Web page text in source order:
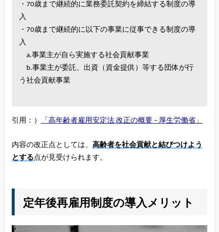
・70歳まで継続的に業務委託契約を締結する制度の導
入
・70歳まで継続的に以下の事業に従事できる制度の導
入
a.事業主が自ら実施する社会貢献事業
b.事業主が委託、出資（資金提供）等する団体が行
う社会貢献事業
引用：） 「高年齢者雇用安定法 改正の概要 – 厚生労働省」
内容の改正点としては、 高齢者を社会貢献と結びつけよう
とする点が見受けられます。
定年後再雇用制度の導入メリット